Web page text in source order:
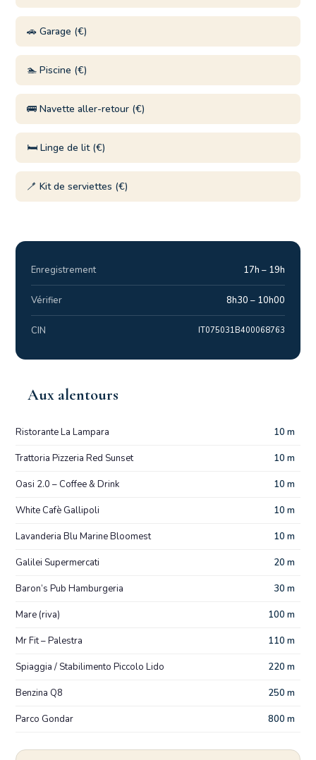
🚗 Garage (€)
🏊 Piscine (€)
🚌 Navette aller-retour (€)
🛏️ Linge de lit (€)
🪥 Kit de serviettes (€)
Enregistrement 17h – 19h
Vérifier 8h30 – 10h00
CIN IT075031B400068763
Aux alentours
Ristorante La Lampara 10 m
Trattoria Pizzeria Red Sunset 10 m
Oasi 2.0 – Coffee & Drink 10 m
White Cafè Gallipoli 10 m
Lavanderia Blu Marine Bloomest 10 m
Galilei Supermercati 20 m
Baron’s Pub Hamburgeria 30 m
Mare (riva) 100 m
Mr Fit – Palestra 110 m
Spiaggia / Stabilimento Piccolo Lido 220 m
Benzina Q8 250 m
Parco Gondar 800 m